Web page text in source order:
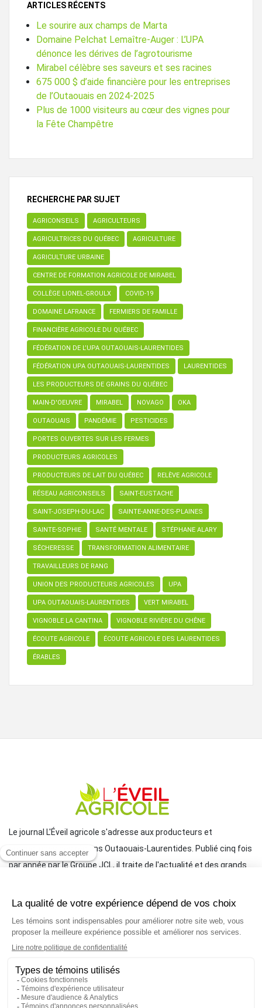
ARTICLES RÉCENTS
Le sourire aux champs de Marta
Domaine Pelchat Lemaître-Auger : L’UPA
dénonce les dérives de l’agrotourisme
Mirabel célèbre ses saveurs et ses racines
675 000 $ d’aide financière pour les entreprises
de l’Outaouais en 2024-2025
Plus de 1000 visiteurs au cœur des vignes pour
la Fête Champêtre
RECHERCHE PAR SUJET
AGRICONSEILS AGRICULTEURS
AGRICULTRICES DU QUÉBEC AGRICULTURE
AGRICULTURE URBAINE
CENTRE DE FORMATION AGRICOLE DE MIRABEL
COLLÈGE LIONEL-GROULX COVID-19
DOMAINE LAFRANCE FERMIERS DE FAMILLE
FINANCIÈRE AGRICOLE DU QUÉBEC
FÉDÉRATION DE L’UPA OUTAOUAIS-LAURENTIDES
FÉDÉRATION UPA OUTAOUAIS-LAURENTIDES LAURENTIDES
LES PRODUCTEURS DE GRAINS DU QUÉBEC
MAIN-D'OEUVRE MIRABEL NOVAGO OKA
OUTAOUAIS PANDÉMIE PESTICIDES
PORTES OUVERTES SUR LES FERMES
PRODUCTEURS AGRICOLES
PRODUCTEURS DE LAIT DU QUÉBEC RELÈVE AGRICOLE
RÉSEAU AGRICONSEILS SAINT-EUSTACHE
SAINT-JOSEPH-DU-LAC SAINTE-ANNE-DES-PLAINES
SAINTE-SOPHIE SANTÉ MENTALE STÉPHANE ALARY
SÉCHERESSE TRANSFORMATION ALIMENTAIRE
TRAVAILLEURS DE RANG
UNION DES PRODUCTEURS AGRICOLES UPA
UPA OUTAOUAIS-LAURENTIDES VERT MIRABEL
VIGNOBLE LA CANTINA VIGNOBLE RIVIÈRE DU CHÊNE
ÉCOUTE AGRICOLE ÉCOUTE AGRICOLE DES LAURENTIDES
ÉRABLES
Le journal L'Éveil agricole s'adresse aux producteurs et
productrices des régions Outaouais-Laurentides. Publié cinq fois
par année par le Groupe JCL, il traite de l'actualité et des grands
COORDONNÉES
mlemay@groupejcl.ca
450 472-3440, poste 250
UNE INITIATIVE DU